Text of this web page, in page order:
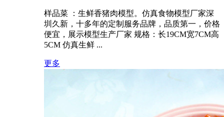
样品菜 ：生鲜香猪肉模型。仿真食物模型厂家深
圳久新，十多年的定制服务品牌，品质第一，价格
便宜，展示模型生产厂家 规格：长19CM宽7CM高
5CM 仿真生鲜 ...
更多